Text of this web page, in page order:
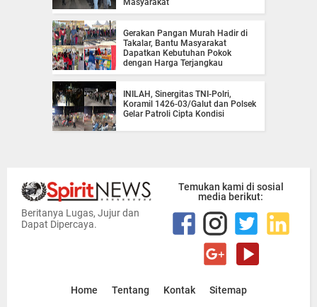
Gerakan Pangan Murah Hadir di
Takalar, Bantu Masyarakat
Dapatkan Kebutuhan Pokok
dengan Harga Terjangkau
INILAH, Sinergitas TNI-Polri,
Koramil 1426-03/Galut dan Polsek
Gelar Patroli Cipta Kondisi
Beritanya Lugas, Jujur dan
Dapat Dipercaya.
Temukan kami di sosial
media berikut:
Home Tentang Kontak Sitemap